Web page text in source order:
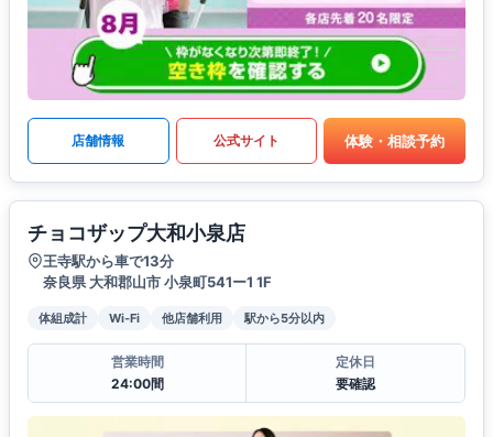
店舗情報 公式サイト 体験・相談予約
チョコザップ大和小泉店
王寺駅から車で13分
奈良県 大和郡山市 小泉町541ー1 1F
体組成計 Wi-Fi 他店舗利用 駅から5分以内
営業時間
24:00間
定休日
要確認